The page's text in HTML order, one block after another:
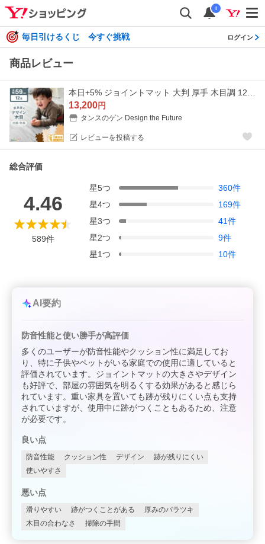
i
毎日引けるくじ 今すぐ挑戦 ログイン
商品レビュー
13,200円
タンスのゲン Design the Future
レビューを投稿する
総合評価
4.46
589件
星5つ 360件
星4つ 169件
星3つ 41件
星2つ 9件
星1つ 10件
AI要約
防音性能と使い勝手が高評価
多くのユーザーが防音性能やクッション性に満足してお
り、特に子供やペットがいる家庭での使用に適していると
評価されています。ジョイントマットの大きさやデザイン
も好評で、部屋の雰囲気を明るくする効果があると感じら
れています。重い家具を置いても跡が残りにくい点も支持
されていますが、使用中に跡がつくこともあるため、注意
が必要です。
良い点
防音性能 クッション性 デザイン
跡が残りにくい
使いやすさ
悪い点
滑りやすい 跡がつくことがある
厚みのバラツキ
木目の合わなさ
掃除の手間